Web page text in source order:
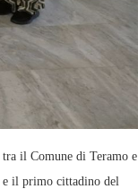
tra il Comune di Teramo e
e il primo cittadino del